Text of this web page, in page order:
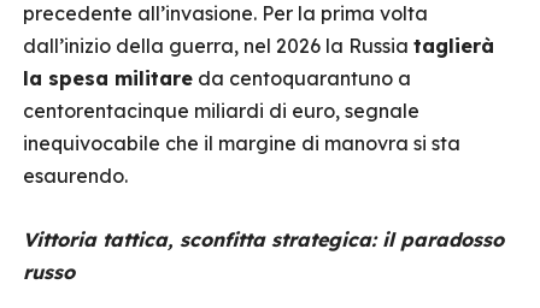
precedente all’invasione. Per la prima volta
dall’inizio della guerra, nel 2026 la Russia taglierà
la spesa militare da centoquarantuno a
centorentacinque miliardi di euro, segnale
inequivocabile che il margine di manovra si sta
esaurendo.
Vittoria tattica, sconfitta strategica: il paradosso
russo